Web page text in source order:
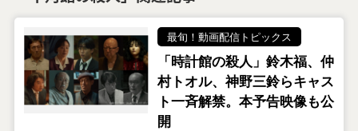
最旬！動画配信トピックス
「時計館の殺人」鈴木福、仲
村トオル、神野三鈴らキャス
ト一斉解禁。本予告映像も公
開